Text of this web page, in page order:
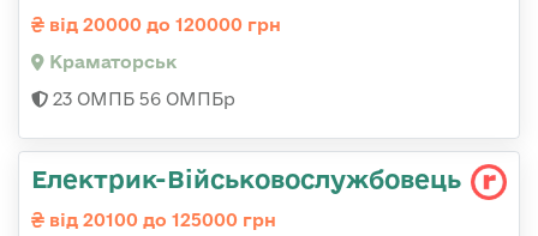
від 20000 до 120000 грн
Краматорськ
23 ОМПБ 56 ОМПБр
Електрик-Військовослужбовець
від 20100 до 125000 грн